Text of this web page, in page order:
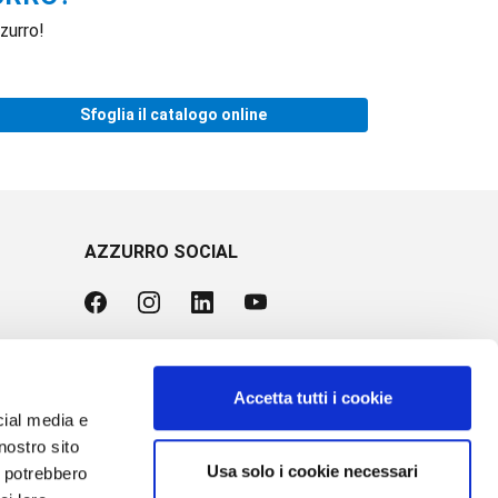
media e
sito
Accetta tutti i cookie
Usa solo i cookie necessari
Sfoglia il catalogo online
AZZURRO SOCIAL